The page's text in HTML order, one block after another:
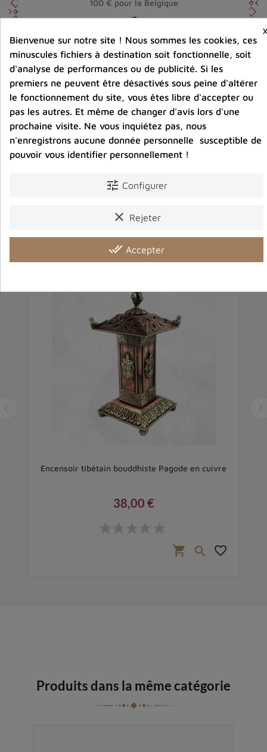
100 € pour la Belgique
Entreprise éco-responsable.
Bijoux argent fabriqués sans émission de gaz
carbonique
Partager :
Détails du produit Avis clients
Encensoir tibétain bouddhiste Pagode en cuivre
38,00 €
shopping_cart  favorite_border
Produits dans la même catégorie
Bienvenue sur notre site ! Nous sommes les cookies, ces
minuscules fichiers à destination soit fonctionnelle, soit
d'analyse de performances ou de publicité. Si les
premiers ne peuvent être désactivés sous peine d'altérer
le fonctionnement du site, vous êtes libre d'accepter ou
pas les autres. Et même de changer d'avis lors d'une
prochaine visite. Ne vous inquiétez pas, nous
n'enregistrons aucune donnée personnelle susceptible de
pouvoir vous identifier personnellement !
tune Configurer
clear Rejeter
done_all Accepter